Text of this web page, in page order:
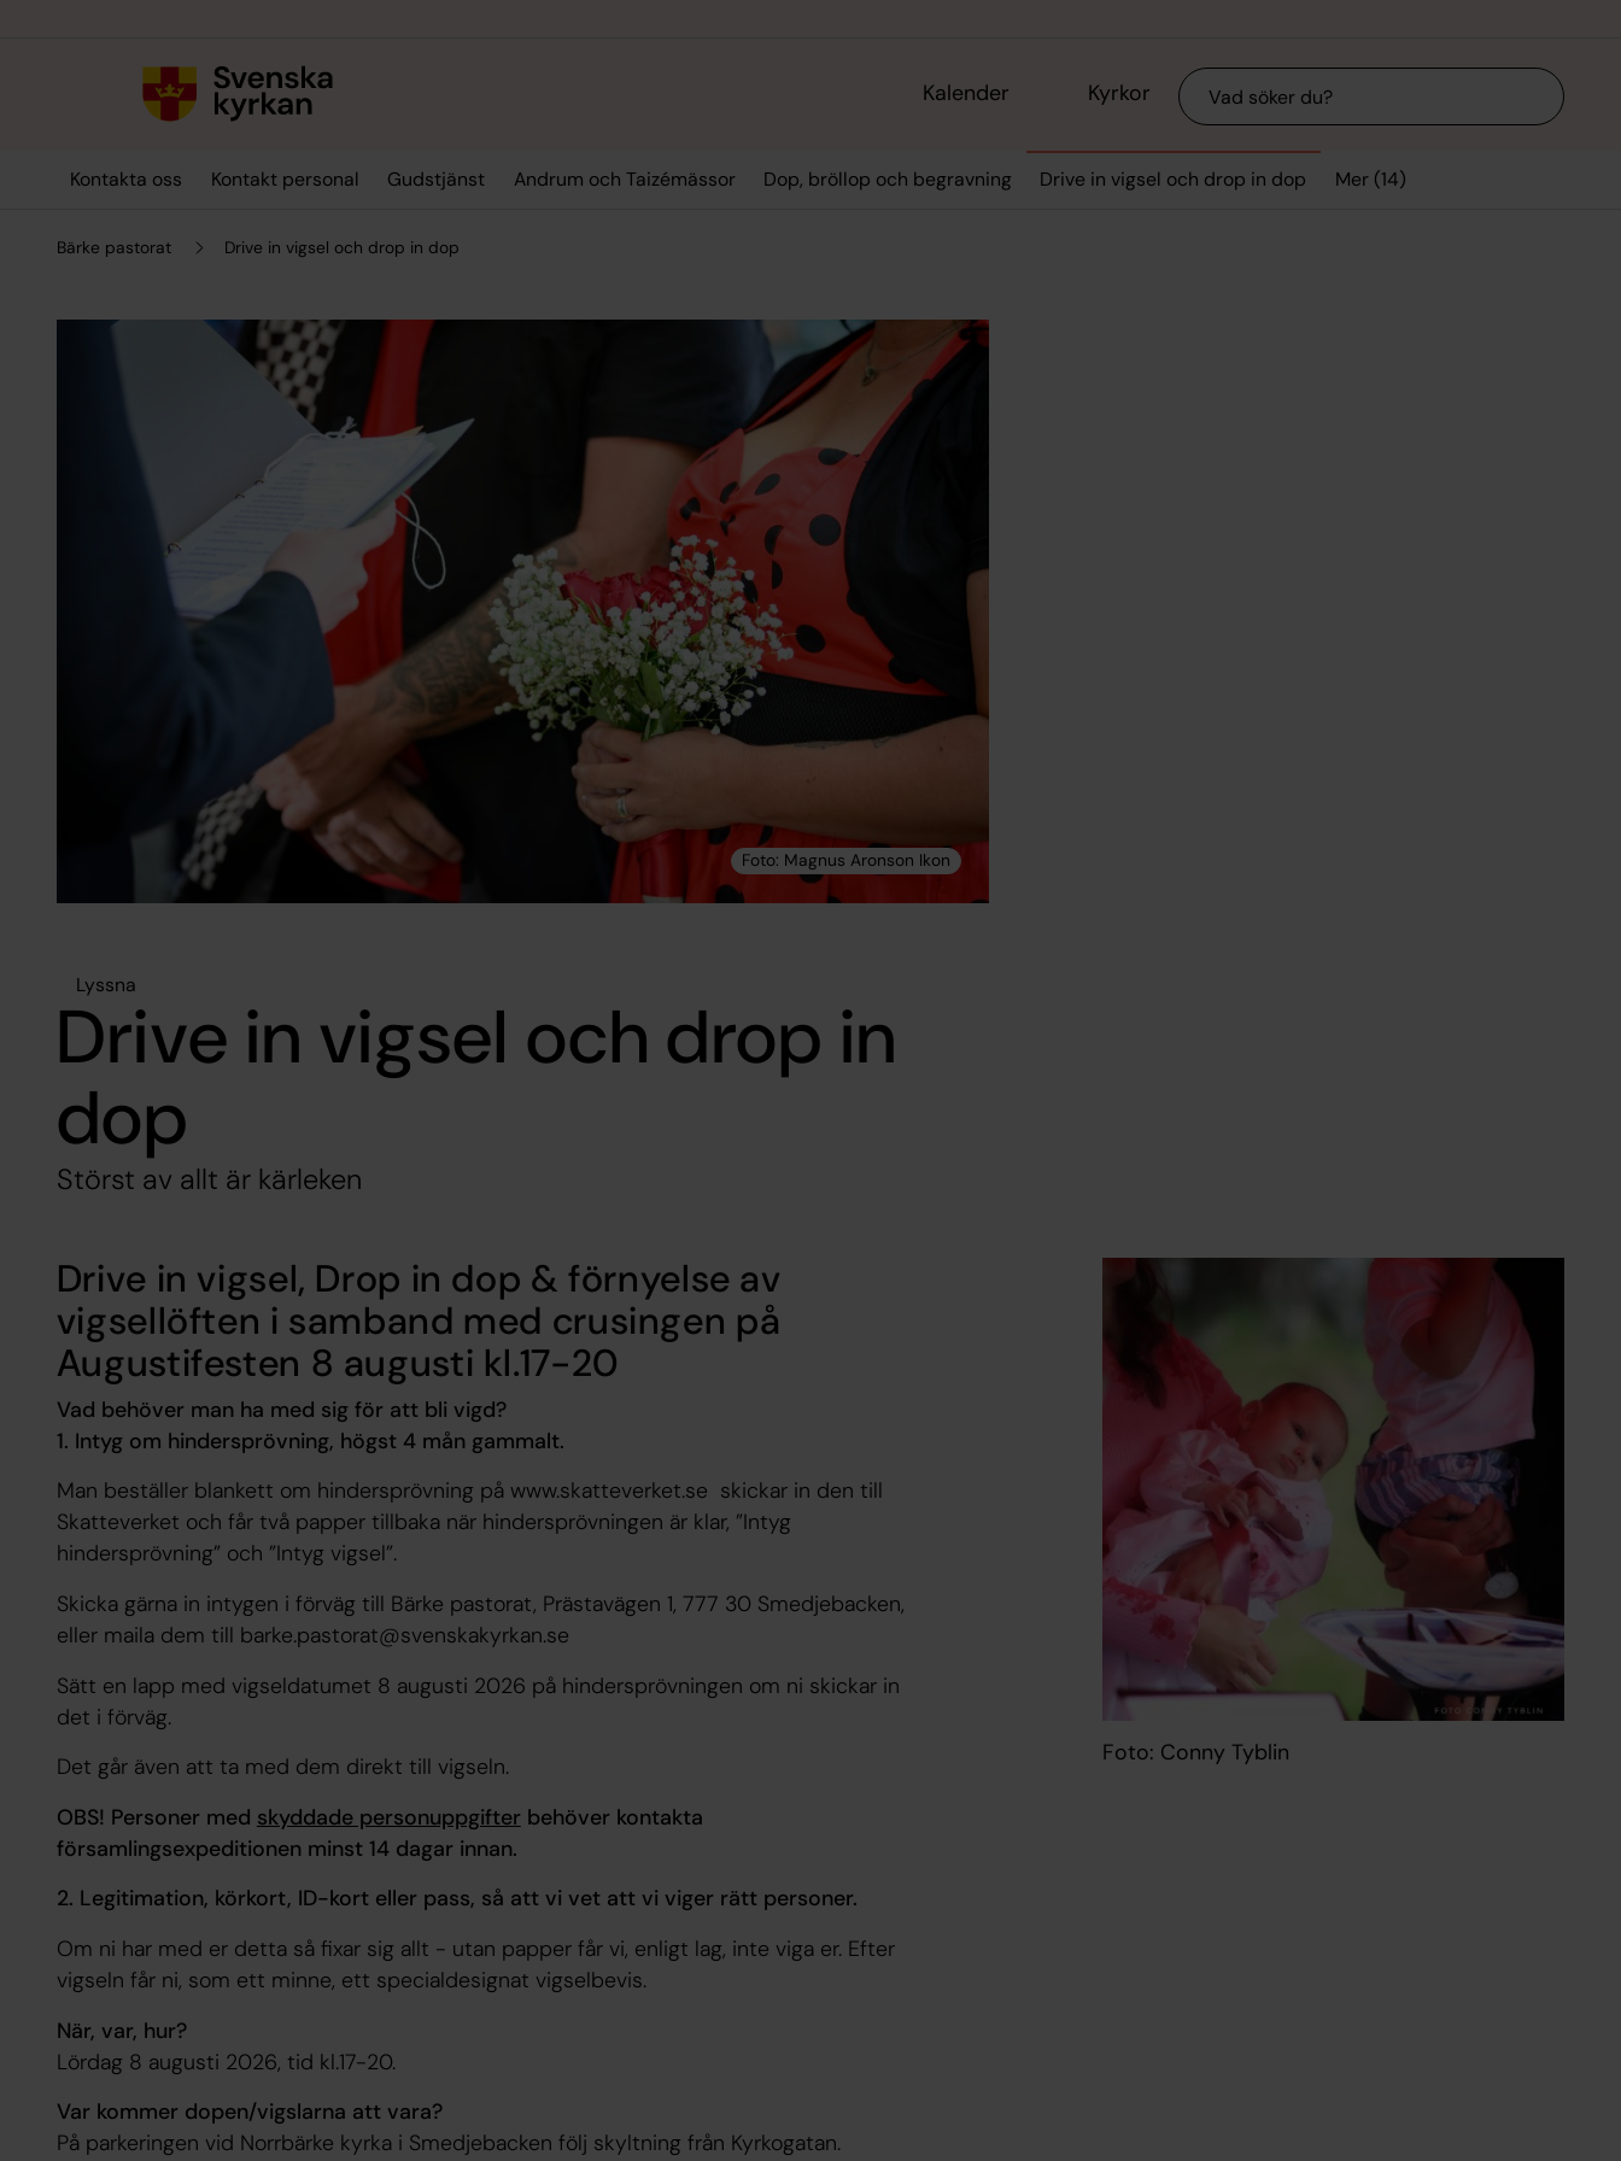
Kalender Kyrkor Sök
Kontakta oss Kontakt personal Gudstjänst Andrum och Taizémässor Dop, bröllop och begravning Drive in vigsel och drop in dop Mer (14)
Bärke pastorat Drive in vigsel och drop in dop
Lyssna
Drive in vigsel och drop in
dop
Störst av allt är kärleken
Drive in vigsel, Drop in dop & förnyelse av
vigsellöften i samband med crusingen på
Augustifesten 8 augusti kl.17-20
Vad behöver man ha med sig för att bli vigd?
1. Intyg om hindersprövning, högst 4 mån gammalt.
Man beställer blankett om hindersprövning på www.skatteverket.se skickar in den till
Skatteverket och får två papper tillbaka när hindersprövningen är klar, ”Intyg
hindersprövning” och ”Intyg vigsel”.
Skicka gärna in intygen i förväg till Bärke pastorat, Prästavägen 1, 777 30 Smedjebacken,
eller maila dem till barke.pastorat@svenskakyrkan.se
Sätt en lapp med vigseldatumet 8 augusti 2026 på hindersprövningen om ni skickar in
det i förväg.
Det går även att ta med dem direkt till vigseln.
OBS! Personer med skyddade personuppgifter behöver kontakta
församlingsexpeditionen minst 14 dagar innan.
2. Legitimation, körkort, ID-kort eller pass, så att vi vet att vi viger rätt personer.
Om ni har med er detta så fixar sig allt - utan papper får vi, enligt lag, inte viga er. Efter
vigseln får ni, som ett minne, ett specialdesignat vigselbevis.
När, var, hur?
Lördag 8 augusti 2026, tid kl.17-20.
Var kommer dopen/vigslarna att vara?
På parkeringen vid Norrbärke kyrka i Smedjebacken följ skyltning från Kyrkogatan.
Foto: Conny Tyblin